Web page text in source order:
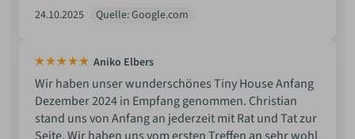
24.10.2025 Quelle: Google.com
Aniko Elbers
Wir haben unser wunderschönes Tiny House Anfang
Dezember 2024 in Empfang genommen. Christian
stand uns von Anfang an jederzeit mit Rat und Tat zur
Seite. Wir haben uns vom ersten Treffen an sehr wohl